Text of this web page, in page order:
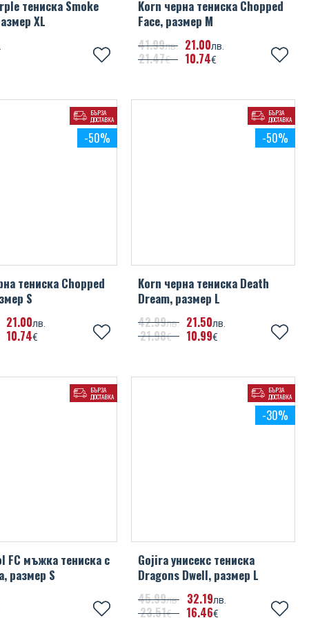
тениска Smoke
XL
Korn черна тениска Chopped
Face, размер M
4199лв.
2147€
2100лв.
1074€
БЪРЗА
ДОСТАВКА
-50%
тениска Chopped
S
21 00лв.
10 74€
БЪРЗА
ДОСТАВКА
-50%
Korn черна тениска Death
Dream, размер L
4299лв.
2198€
2150лв.
1099€
БЪРЗА
ДОСТАВКА
FC мъжка тениска с
размер S
БЪРЗА
ДОСТАВКА
-30%
Gojira унисекс тениска
Dragons Dwell, размер L
4599лв.
2351€
3219лв.
1646€
UEFA Champions League
UEFA Euro 2020